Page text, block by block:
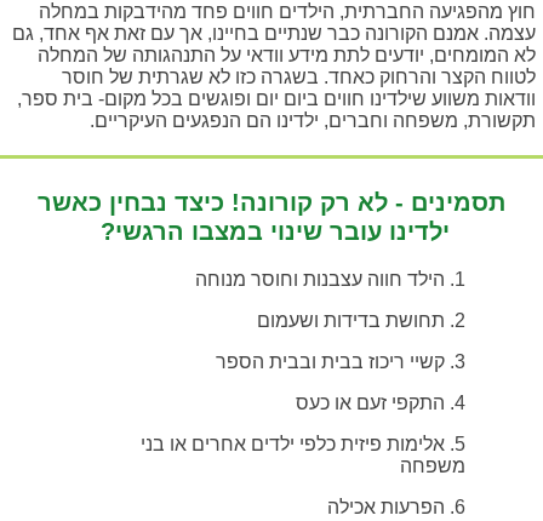
חוץ מהפגיעה החברתית, הילדים חווים פחד מהידבקות במחלה
עצמה. אמנם הקורונה כבר שנתיים בחיינו, אך עם זאת אף אחד, גם
לא המומחים, יודעים לתת מידע וודאי על התנהגותה של המחלה
לטווח הקצר והרחוק כאחד. בשגרה כזו לא שגרתית של חוסר
וודאות משווע שילדינו חווים ביום יום ופוגשים בכל מקום- בית ספר,
תקשורת, משפחה וחברים, ילדינו הם הנפגעים העיקריים.
תסמינים - לא רק קורונה! כיצד נבחין כאשר
ילדינו עובר שינוי במצבו הרגשי?
1. הילד חווה עצבנות וחוסר מנוחה
2. תחושת בדידות ושעמום
3. קשיי ריכוז בבית ובבית הספר
4. התקפי זעם או כעס
5. אלימות פיזית כלפי ילדים אחרים או בני
משפחה
6. הפרעות אכילה